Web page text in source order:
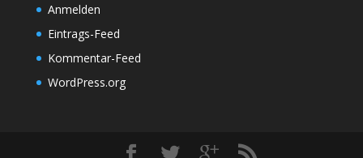
Anmelden
Eintrags-Feed
Kommentar-Feed
WordPress.org